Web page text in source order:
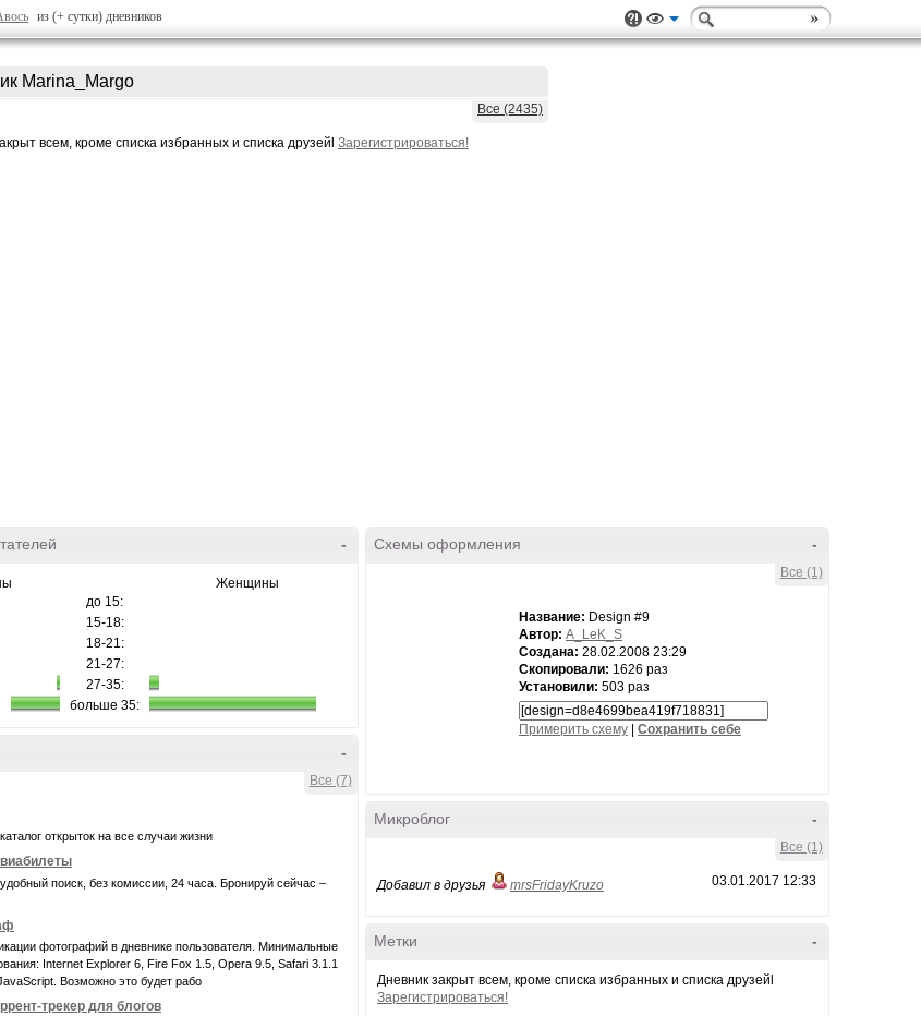
из (+ сутки) дневников
Marina_Margo
Все (2435)
всем, кроме списка избранных и списка друзейl Зарегистрироваться!
-
Женщины
до 15:
15-18:
18-21:
21-27:
27-35:
больше 35:
-
Все (7)
открыток на все случаи жизни
поиск, без комиссии, 24 часа. Бронируй сейчас –
фотографий в дневнике пользователя. Минимальные
Internet Explorer 6, Fire Fox 1.5, Opera 9.5, Safari 3.1.1
Возможно это будет рабо
трекер для блогов
-
Схемы оформления
Все (1)
Название: Design #9
Автор: A_LeK_S
Создана: 28.02.2008 23:29
Скопировали: 1626 раз
Установили: 503 раз
Примерить схему Cохранить себе
-
Микроблог
Все (1)
Добавил в друзья mrsFridayKruzo 03.01.2017 12:33
-
Метки
Дневник закрыт всем, кроме списка избранных и списка друзейl
Зарегистрироваться!